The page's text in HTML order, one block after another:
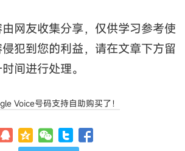
网友收集分享，仅供学习参考使
犯到您的利益，请在文章下方留
间进行处理。
Voice号码支持自助购买了！